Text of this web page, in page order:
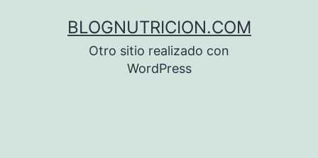
BLOGNUTRICION.COM
Otro sitio realizado con
WordPress